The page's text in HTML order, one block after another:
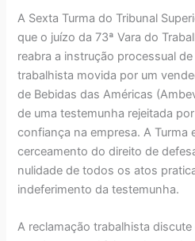
A Sexta Turma do Tribunal
que o juízo da 73ª Vara do
reabra a instrução processual
trabalhista movida por um
de Bebidas das Américas
de uma testemunha rejeitada
confiança na empresa. A Turma
cerceamento do direito de
nulidade de todos os atos
indeferimento da testemunha.
A reclamação trabalhista